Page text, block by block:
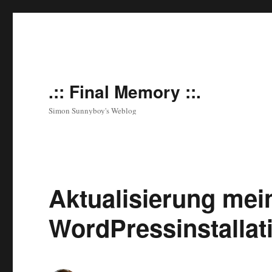
.:: Final Memory ::.
Simon Sunnyboy's Weblog
Aktualisierung